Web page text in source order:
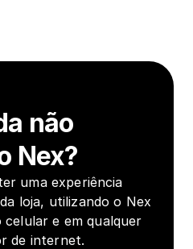
não
Nex?
uma experiência
loja, utilizando o Nex
e em qualquer
de internet.